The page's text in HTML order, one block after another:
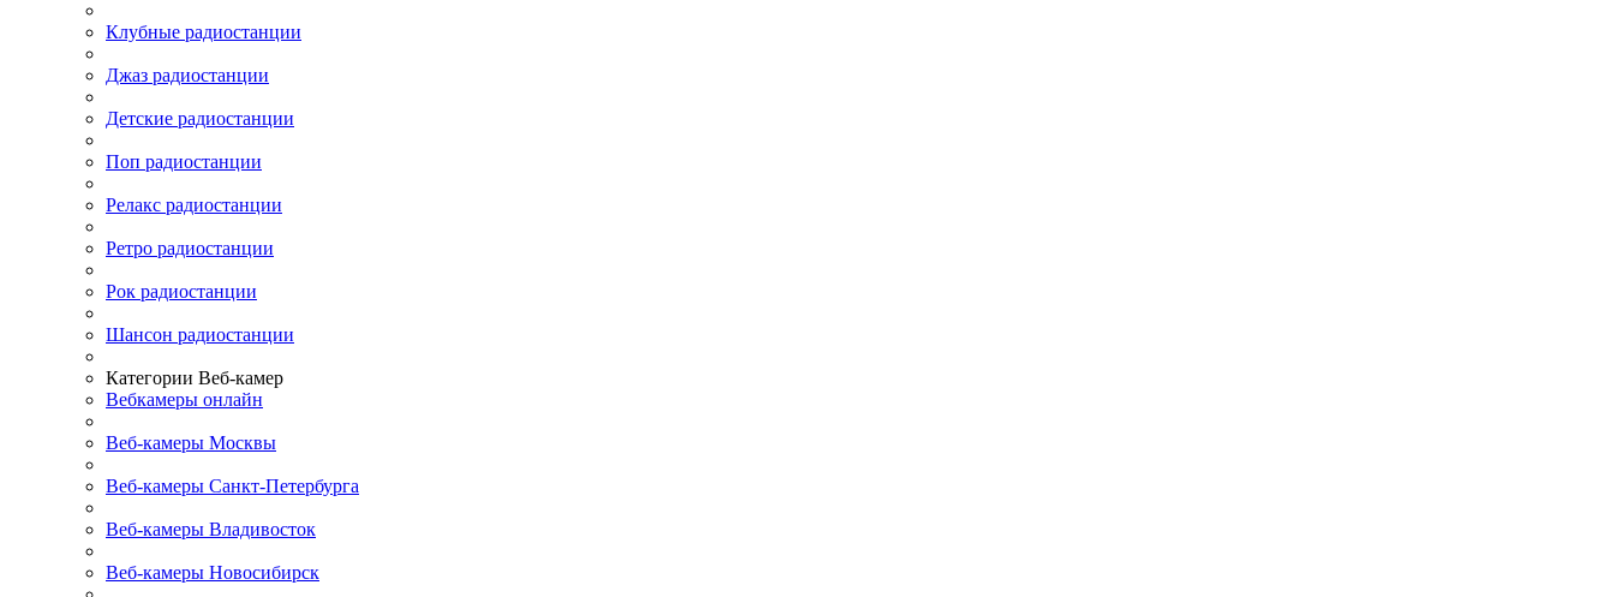
Клубные радиостанции
Джаз радиостанции
Детские радиостанции
Поп радиостанции
Релакс радиостанции
Ретро радиостанции
Рок радиостанции
Шансон радиостанции
Категории Веб-камер
Вебкамеры онлайн
Веб-камеры Москвы
Веб-камеры Санкт-Петербурга
Веб-камеры Владивосток
Веб-камеры Новосибирск